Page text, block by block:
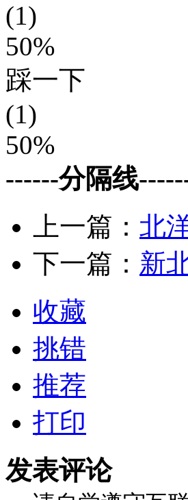
(1)
50%
踩一下
(1)
50%
------分隔线
上一篇： 北
下一篇： 新
收藏
挑错
推荐
打印
发表评论